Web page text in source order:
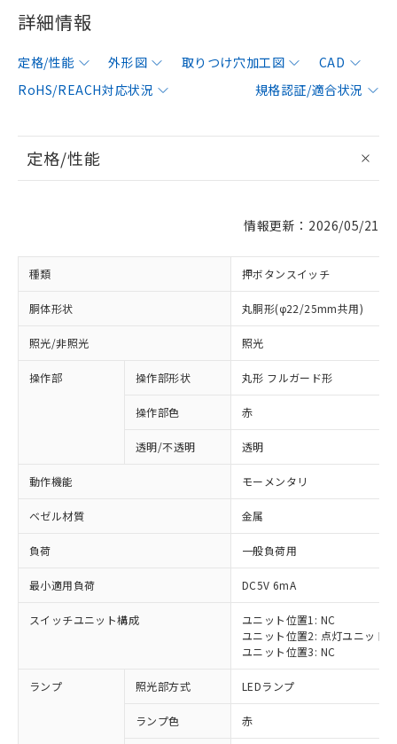
詳細情報
定格/性能 外形図 取りつけ穴加工図
CAD
RoHS/REACH対応状況
規格認証/適合状況
定格/性能
情報更新：2026/05/21
種類 押ボタンスイッチ
胴体形状 丸胴形(φ22/25mm共用)
照光/非照光 照光
操作部 操作部形状 丸形 フルガード形
操作部色 赤
透明/不透明 透明
動作機能 モーメンタリ
ベゼル材質 金属
負荷 一般負荷用
最小適用負荷 DC5V 6mA
スイッチユニット構成
ユニット位置1: NC
ユニット位置2: 点灯ユニット
ユニット位置3: NC
ランプ 照光部方式 LEDランプ
ランプ色 赤